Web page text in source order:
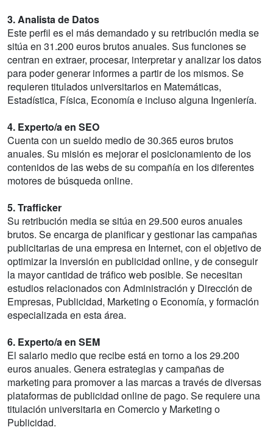
3. Analista de Datos
Este perfil es el más demandado y su retribución media se
sitúa en 31.200 euros brutos anuales. Sus funciones se
centran en extraer, procesar, interpretar y analizar los datos
para poder generar informes a partir de los mismos. Se
requieren titulados universitarios en Matemáticas,
Estadística, Física, Economía e incluso alguna Ingeniería.
4. Experto/a en SEO
Cuenta con un sueldo medio de 30.365 euros brutos
anuales. Su misión es mejorar el posicionamiento de los
contenidos de las webs de su compañía en los diferentes
motores de búsqueda online.
5. Trafficker
Su retribución media se sitúa en 29.500 euros anuales
brutos. Se encarga de planificar y gestionar las campañas
publicitarias de una empresa en Internet, con el objetivo de
optimizar la inversión en publicidad online, y de conseguir
la mayor cantidad de tráfico web posible. Se necesitan
estudios relacionados con Administración y Dirección de
Empresas, Publicidad, Marketing o Economía, y formación
especializada en esta área.
6. Experto/a en SEM
El salario medio que recibe está en torno a los 29.200
euros anuales. Genera estrategias y campañas de
marketing para promover a las marcas a través de diversas
plataformas de publicidad online de pago. Se requiere una
titulación universitaria en Comercio y Marketing o
Publicidad.